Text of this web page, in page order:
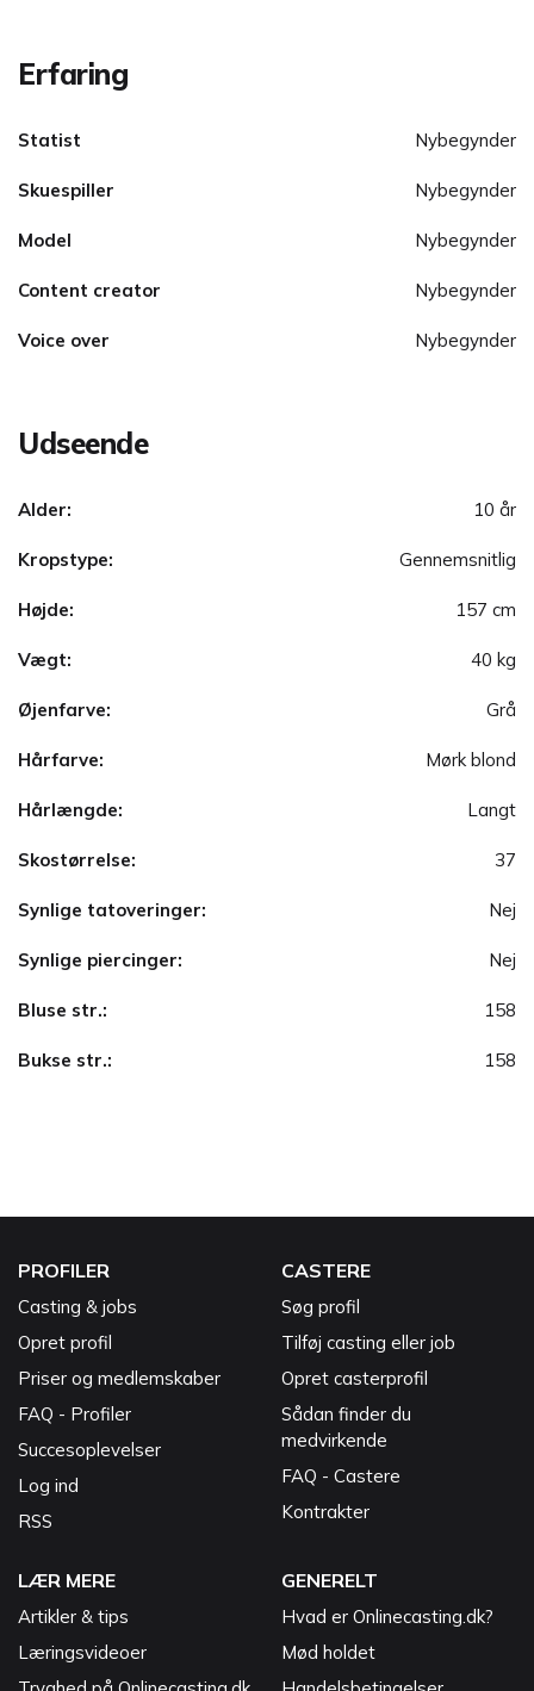
Erfaring
Statist Nybegynder
Skuespiller Nybegynder
Model Nybegynder
Content creator Nybegynder
Voice over Nybegynder
Udseende
Alder: 10 år
Kropstype: Gennemsnitlig
Højde: 157 cm
Vægt: 40 kg
Øjenfarve: Grå
Hårfarve: Mørk blond
Hårlængde: Langt
Skostørrelse: 37
Synlige tatoveringer: Nej
Synlige piercinger: Nej
Bluse str.: 158
Bukse str.: 158
PROFILER
Casting & jobs
Opret profil
Priser og medlemskaber
FAQ - Profiler
Succesoplevelser
Log ind
RSS
CASTERE
Søg profil
Tilføj casting eller job
Opret casterprofil
Sådan finder du
medvirkende
FAQ - Castere
Kontrakter
LÆR MERE
Artikler & tips
Læringsvideoer
GENERELT
Hvad er Onlinecasting.dk?
Mød holdet